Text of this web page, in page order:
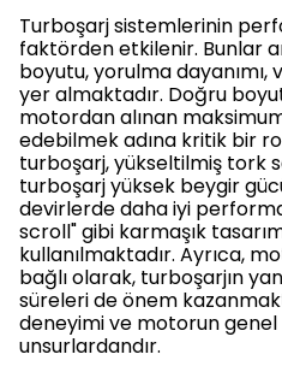
Turboşarj sistemlerinin
faktörden etkilenir. Bunlar
boyutu, yorulma dayanımı,
yer almaktadır. Doğru
motordan alınan
edebilmek adına kritik bir
turboşarj, yükseltilmiş tork
turboşarj yüksek beygir
devirlerde daha iyi
scroll" gibi karmaşık
kullanılmaktadır. Ayrıca,
bağlı olarak, turboşarjın
süreleri de önem
deneyimi ve motorun
unsurlardandır.